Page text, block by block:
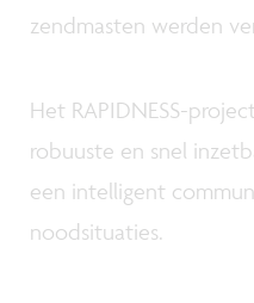
zendmasten werden
Het RAPIDNESS-
robuuste en snel
een intelligent
noodsituaties.